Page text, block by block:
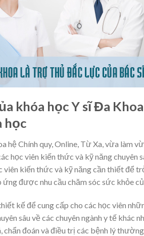
khóa học Y sĩ Đa
học
hệ Chính quy, Online, Từ Xa, vừa làm
học viên kiến thức và kỹ năng
viên kiến thức và kỹ năng cần thiết để
ứng được nhu cầu chăm sóc sức khỏe
kế để cung cấp cho các học viên
sâu về các chuyên ngành y tế khác
chẩn đoán và điều trị các bệnh lý